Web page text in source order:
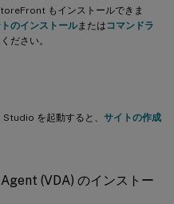
もインストールできま
のインストールまたは コマンドラ
ださい。
を起動すると、 サイトの作成
(VDA) のインストー